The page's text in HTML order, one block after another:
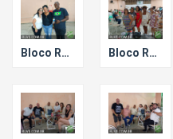
Bloco Ressaca de Carnaval. Bloco Ressaca de Carnaval.